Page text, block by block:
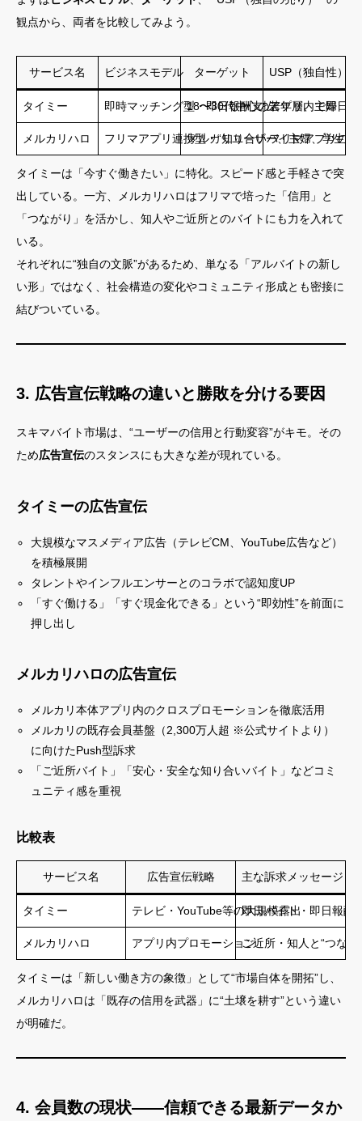
観点から、両者を比較してみよう。
サービス名 ビジネスモデル ターゲット USP（独自性）
タイミー 即時マッチング型・即日報酬支払い
18〜30代中心の若年層、主婦
アプリ内で即日
メルカリハロ フリマアプリ連携型・“知り合いバイト”
メルカリユーザー、主婦、学生
フリマアプリの
タイミーは「今すぐ働きたい」に特化。スピード感と手軽さで突
出している。一方、メルカリハロはフリマで培った「信用」と
「つながり」を活かし、知人やご近所とのバイトにも力を入れて
いる。
それぞれに“独自の文脈”があるため、単なる「アルバイトの新し
い形」ではなく、社会構造の変化やコミュニティ形成とも密接に
結びついている。
3. 広告宣伝戦略の違いと勝敗を分ける要因
スキマバイト市場は、“ユーザーの信用と行動変容”がキモ。その
ため広告宣伝のスタンスにも大きな差が現れている。
タイミーの広告宣伝
大規模なマスメディア広告（テレビCM、YouTube広告など）
を積極展開
タレントやインフルエンサーとのコラボで認知度UP
「すぐ働ける」「すぐ現金化できる」という“即効性”を前面に
押し出し
メルカリハロの広告宣伝
メルカリ本体アプリ内のクロスプロモーションを徹底活用
メルカリの既存会員基盤（2,300万人超 ※公式サイトより）
に向けたPush型訴求
「ご近所バイト」「安心・安全な知り合いバイト」などコミ
ュニティ感を重視
比較表
サービス名 広告宣伝戦略 主な訴求メッセージ
タイミー テレビ・YouTube等の大規模露出即日バイト・即日報酬
メルカリハロ アプリ内プロモーションご近所・知人と“つなが
タイミーは「新しい働き方の象徴」として“市場自体を開拓”し、
メルカリハロは「既存の信用を武器」に“土壌を耕す”という違い
が明確だ。
4. 会員数の現状——信頼できる最新データか